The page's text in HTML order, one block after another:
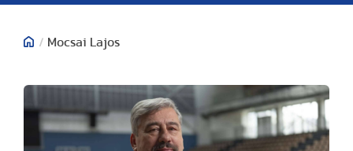
/ Mocsai Lajos